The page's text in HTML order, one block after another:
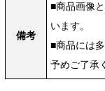
備考
■商品画像
います。
■商品には
予めご了承